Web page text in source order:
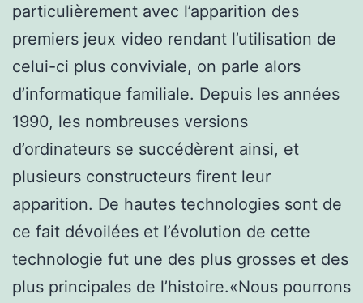
particulièrement avec l’apparition des
premiers jeux video rendant l’utilisation de
celui-ci plus conviviale, on parle alors
d’informatique familiale. Depuis les années
1990, les nombreuses versions
d’ordinateurs se succédèrent ainsi, et
plusieurs constructeurs firent leur
apparition. De hautes technologies sont de
ce fait dévoilées et l’évolution de cette
technologie fut une des plus grosses et des
plus principales de l’histoire.«Nous pourrons